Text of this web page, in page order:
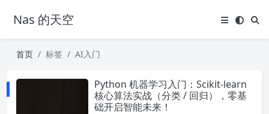
Nas 的天空
首页 标签 AI入门
Python 机器学习入门：Scikit-learn
核心算法实战（分类 / 回归），零基
础开启智能未来！